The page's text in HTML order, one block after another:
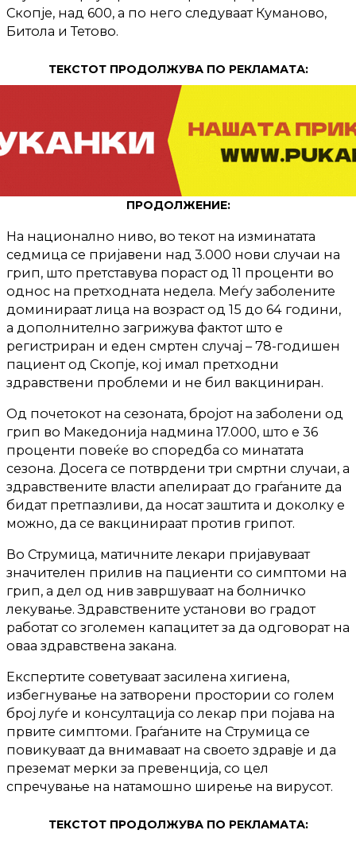
Скопје, над 600, а по него следуваат Куманово,
Битола и Тетово.
ТЕКСТОТ ПРОДОЛЖУВА ПО РЕКЛАМАТА:
ПРОДОЛЖЕНИЕ:
На национално ниво, во текот на изминатата
седмица се пријавени над 3.000 нови случаи на
грип, што претставува пораст од 11 проценти во
однос на претходната недела. Меѓу заболените
доминираат лица на возраст од 15 до 64 години,
а дополнително загрижува фактот што е
регистриран и еден смртен случај – 78-годишен
пациент од Скопје, кој имал претходни
здравствени проблеми и не бил вакциниран.
Од почетокот на сезоната, бројот на заболени од
грип во Македонија надмина 17.000, што е 36
проценти повеќе во споредба со минатата
сезона. Досега се потврдени три смртни случаи, а
здравствените власти апелираат до граѓаните да
бидат претпазливи, да носат заштита и доколку е
можно, да се вакцинираат против грипот.
Во Струмица, матичните лекари пријавуваат
значителен прилив на пациенти со симптоми на
грип, а дел од нив завршуваат на болничко
лекување. Здравствените установи во градот
работат со зголемен капацитет за да одговорат на
оваа здравствена закана.
Експертите советуваат засилена хигиена,
избегнување на затворени простории со голем
број луѓе и консултација со лекар при појава на
првите симптоми. Граѓаните на Струмица се
повикуваат да внимаваат на своето здравје и да
преземат мерки за превенција, со цел
спречување на натамошно ширење на вирусот.
ТЕКСТОТ ПРОДОЛЖУВА ПО РЕКЛАМАТА: